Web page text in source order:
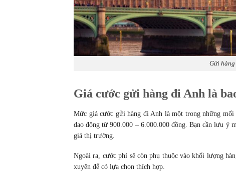
Gửi
Giá cước gửi hàng đi Anh là
Mức giá cước gửi hàng đi Anh là một trong những
dao động từ 900.000 – 6.000.000 đồng. Bạn cần lưu ý
giá thị trường.
Ngoài ra, cước phí sẽ còn phụ thuộc vào khối lượng
xuyên để có lựa chọn thích hợp.